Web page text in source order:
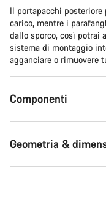
Il portapacchi
carico, mentre i
dallo sporco, così potrai
sistema di montaggio
agganciare o rimuovere
Componenti
Geometria &
Ti serve aiuto?